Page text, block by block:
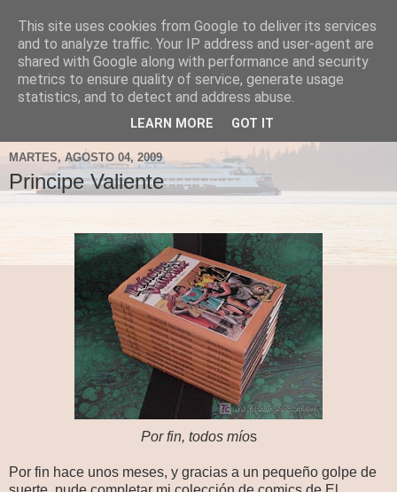
Fergus el Destructor
Blog sobre lo que le apetece escribir a Fergus, en el caso
de que le apetezca escribir.
MARTES, AGOSTO 04, 2009
Principe Valiente
Por fin, todos míos
Por fin hace unos meses, y gracias a un pequeño golpe de
This site uses cookies from Google to deliver its services
and to analyze traffic. Your IP address and user-agent are
shared with Google along with performance and security
metrics to ensure quality of service, generate usage
statistics, and to detect and address abuse.
LEARN MORE GOT IT